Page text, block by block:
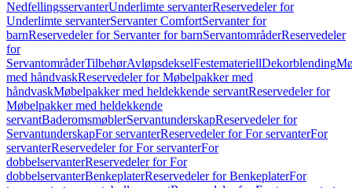
NedfellingsservanterUnderlimte servanterReservedeler for
Underlimte servanterServanter ComfortServanter for
barnReservedeler for Servanter for barnServantområderReservedeler
for
ServantområderTilbehørAvløpsdekselFestemateriellDekorblending
med håndvaskReservedeler for Møbelpakker med
håndvaskMøbelpakker med heldekkende servantReservedeler for
Møbelpakker med heldekkende
servantBaderomsmøblerServantunderskapReservedeler for
ServantunderskapFor servanterReservedeler for For servanterFor
servanterReservedeler for For servanterFor
dobbelservanterReservedeler for For
dobbelservanterBenkeplaterReservedeler for BenkeplaterFor